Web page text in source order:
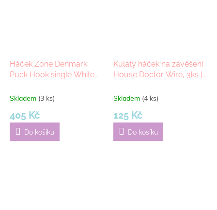
Háček Zone Denmark
Puck Hook single White
Skladem (3 ks)
405 Kč
Do košíku
Kulátý háček na závěšení
House Doctor Wire, 3ks |
Skladem (4 ks)
125 Kč
Do košíku